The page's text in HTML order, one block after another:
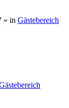
» in Gästebereich